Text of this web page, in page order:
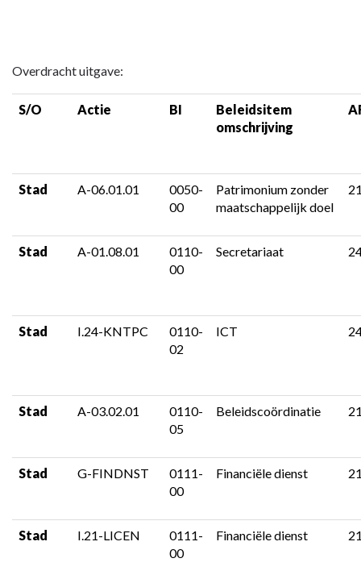
Overdracht uitgave:
S/O Actie BI
Beleidsitem
omschrijving
Stad A-06.01.01
0050-
00
Patrimonium zonder
maatschappelijk doel
Stad A-01.08.01
0110-
00
Secretariaat
Stad I.24-KNTPC
0110-
02
ICT
Stad A-03.02.01
0110-
05
Beleidscoördinatie
Stad G-FINDNST
0111-
00
Financiële dienst
Stad I.21-LICEN
0111-
00
Financiële dienst